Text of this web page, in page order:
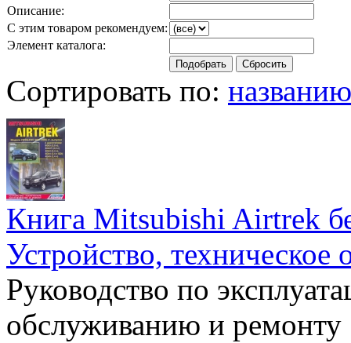
Описание:
С этим товаром рекомендуем:
Элемент каталога:
Сортировать по: названию
Книга Mitsubishi Airtrek
Устройство,
Руководство по
обслуживанию и